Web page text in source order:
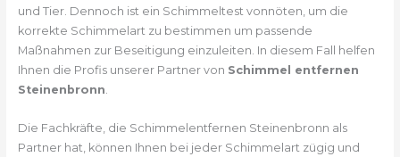
und Tier. Dennoch ist ein Schimmeltest vonnöten, um die
korrekte Schimmelart zu bestimmen um passende
Maßnahmen zur Beseitigung einzuleiten. In diesem Fall helfen
Ihnen die Profis unserer Partner von Schimmel entfernen
Steinenbronn.
Die Fachkräfte, die Schimmelentfernen Steinenbronn als
Partner hat, können Ihnen bei jeder Schimmelart zügig und